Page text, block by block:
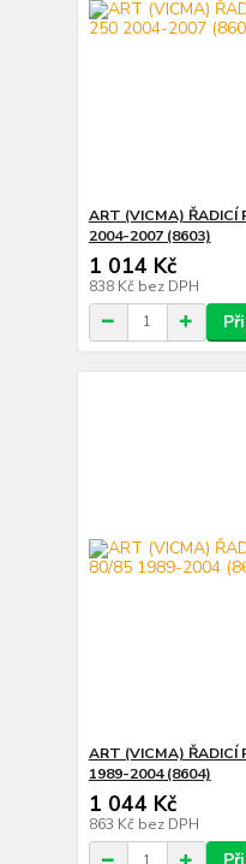
ART (VICMA) ŘADICÍ
2004-2007 (8603)
1 014 Kč
838 Kč bez DPH
ART (VICMA) ŘADICÍ
1989-2004 (8604)
1 044 Kč
863 Kč bez DPH